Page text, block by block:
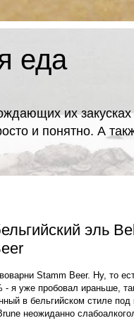
еда
их
и понятно. А
эль
Stamm Beer. Ну, то
- я уже пробовал ираньше,
в бельгийском стиле под
неожиданно